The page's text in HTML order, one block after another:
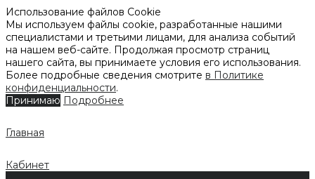
Использование файлов Cookie
Мы используем файлы cookie, разработанные нашими
специалистами и третьими лицами, для анализа событий
на нашем веб-сайте. Продолжая просмотр страниц
нашего сайта, вы принимаете условия его использования.
Более подробные сведения смотрите в Политике
конфиденциальности.
Принимаю Подробнее
Главная
Кабинет